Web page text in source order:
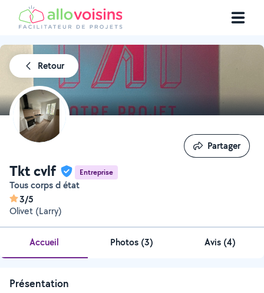
Retour
Tkt cvlf Entreprise
Tous corps d état
3/5
Olivet (Larry)
Partager
Partager
Accueil Photos (3) Avis (4)
Présentation